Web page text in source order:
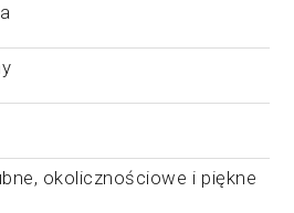
okolicznościowe i piękne